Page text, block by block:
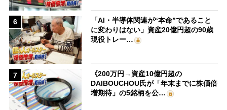
6
「AI・半導体関連が“本命”であること
に変わりはない」資産20億円超の90歳
現役トレー…
7
《200万円→資産10億円超の
DAIBOUCHOU氏が「年末までに株価倍
増期待」の5銘柄を公…